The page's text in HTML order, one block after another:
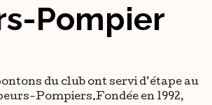
Pompier
du club ont servi d’étape au
Pompiers.Fondée en 1992,